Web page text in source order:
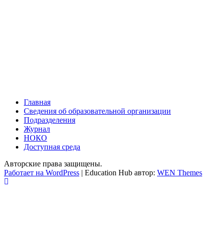
Главная
Сведения об образовательной организации
Подразделения
Журнал
НОКО
Доступная среда
Авторские права защищены.
Работает на WordPress | Education Hub автор: WEN Themes